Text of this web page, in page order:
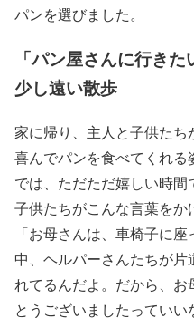
パンを選びました。
「パン屋さんに行き
少し遠い散歩
家に帰り、主人と子供た
喜んでパンを食べてくれる
では、ただただ嬉しい時間
子供たちがこんな言葉をか
「お母さんは、車椅子に
中、ヘルパーさんたちが片
れてるんだよ。だから、
とうございましたってい